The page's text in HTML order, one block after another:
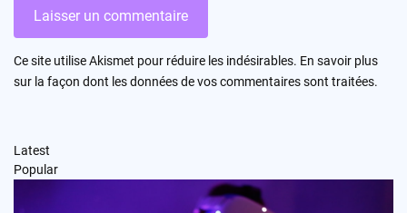
Ce site utilise Akismet pour réduire les indésirables. En savoir plus
sur la façon dont les données de vos commentaires sont traitées.
Latest
Popular